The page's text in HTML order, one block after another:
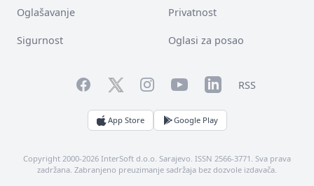
Oglašavanje Privatnost
Sigurnost Oglasi za posao
FacebookTwitterInstagramYouTubeLinkedInRSS
App Store Google Play
Copyright 2000-2026 InterSoft d.o.o. Sarajevo. ISSN 2566-3771. Sva prava
zadržana. Zabranjeno preuzimanje sadržaja bez dozvole izdavača.